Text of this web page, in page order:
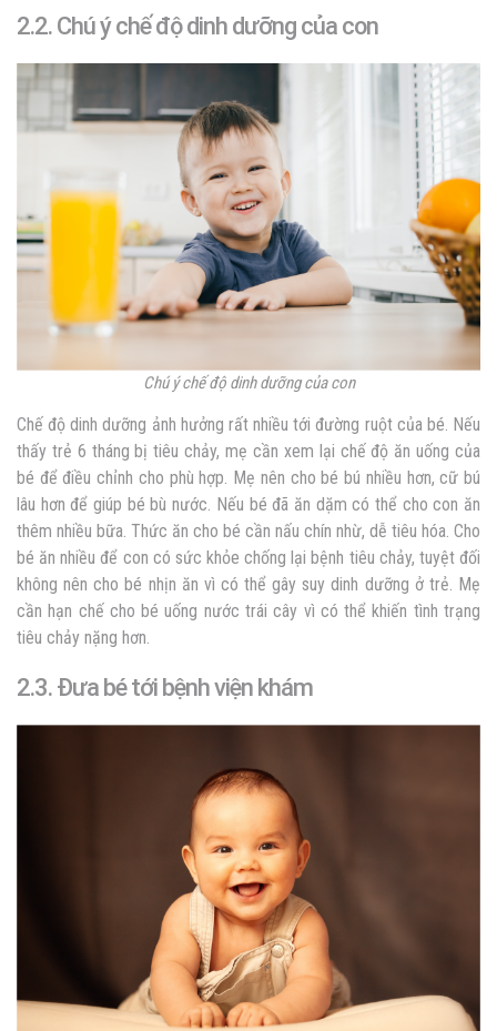
2.2. Chú ý chế độ dinh dưỡng của con
Chú ý chế độ dinh dưỡng của con
Chế độ dinh dưỡng ảnh hưởng rất nhiều tới đường ruột của bé. Nếu
thấy trẻ 6 tháng bị tiêu chảy, mẹ cần xem lại chế độ ăn uống của
bé để điều chỉnh cho phù hợp. Mẹ nên cho bé bú nhiều hơn, cữ bú
lâu hơn để giúp bé bù nước. Nếu bé đã ăn dặm có thể cho con ăn
thêm nhiều bữa. Thức ăn cho bé cần nấu chín nhừ, dễ tiêu hóa. Cho
bé ăn nhiều để con có sức khỏe chống lại bệnh tiêu chảy, tuyệt đối
không nên cho bé nhịn ăn vì có thể gây suy dinh dưỡng ở trẻ. Mẹ
cần hạn chế cho bé uống nước trái cây vì có thể khiến tình trạng
tiêu chảy nặng hơn.
2.3. Đưa bé tới bệnh viện khám